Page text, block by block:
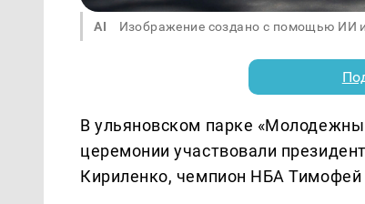
AI Изображение создано с помощью ИИ
В ульяновском парке
церемонии участвовали
Кириленко, чемпион НБА Тимофей